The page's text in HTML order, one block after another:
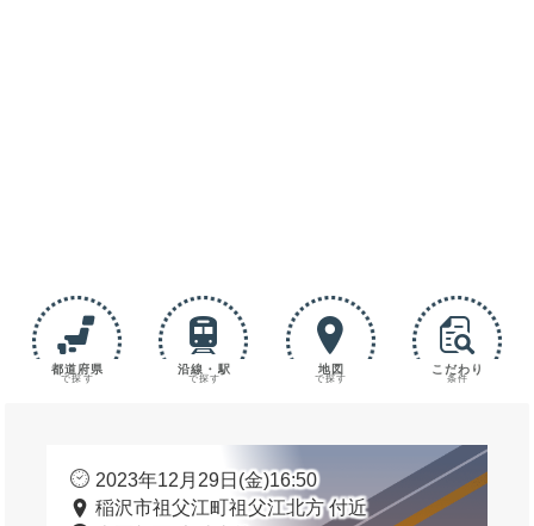
都道府県
で探す
沿線・駅
で探す
地図
で探す
こだわり
条件
2023年12月29日(金)16:50
稲沢市祖父江町祖父江北方 付近